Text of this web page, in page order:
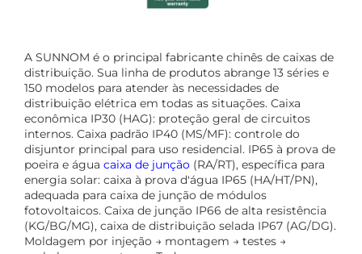
A SUNNOM é o principal fabricante chinês de caixas de
distribuição. Sua linha de produtos abrange 13 séries e
150 modelos para atender às necessidades de
distribuição elétrica em todas as situações. Caixa
econômica IP30 (HAG): proteção geral de circuitos
internos. Caixa padrão IP40 (MS/MF): controle do
disjuntor principal para uso residencial. IP65 à prova de
poeira e água caixa de junção (RA/RT), específica para
energia solar: caixa à prova d'água IP65 (HA/HT/PN),
adequada para caixa de junção de módulos
fotovoltaicos. Caixa de junção IP66 de alta resistência
(KG/BG/MG), caixa de distribuição selada IP67 (AG/DG).
Moldagem por injeção → montagem → testes →